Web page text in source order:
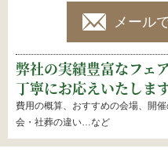
メール
弊社の実績豊富なフェ
丁寧にお応えいたします
費用の概算、おすすめの会場、開
会・社葬の違い…など